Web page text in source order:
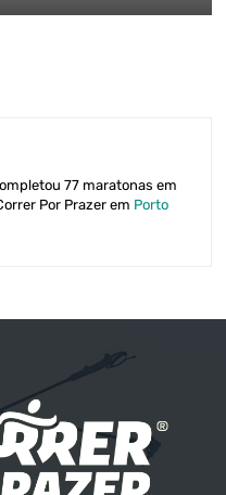
77 maratonas em
Por Prazer em Porto